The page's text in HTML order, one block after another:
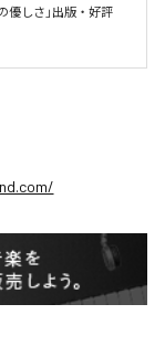
優しさ」出版・好評